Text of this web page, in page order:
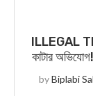
ILLEGAL
কাটার
byBiplabi